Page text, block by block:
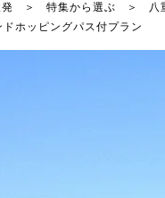
特集から選ぶ
八
ホッピングパス付プラン